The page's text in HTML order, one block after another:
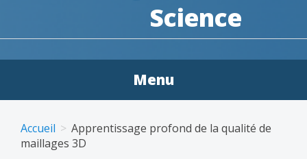
Science
Menu
content
Accueil
Apprentissage profond de la qualité de
maillages 3D